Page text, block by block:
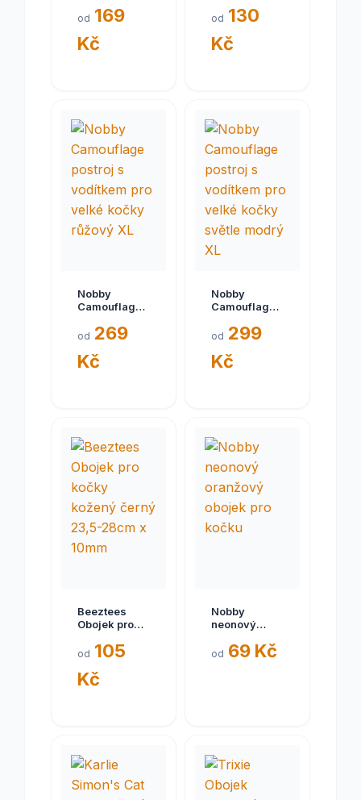
vodítko pro
od 169
Kč
Pink
od 130
Kč
Nobby
Camouflage
vodítkem pro
růžový XL
od 269
Kč
Nobby
Camouflage
vodítkem pro
světle modrý
XL
od 299
Kč
Beeztees
Obojek pro
černý 23,5-
od 105
Kč
Nobby
neonový
obojek pro
od 69 Kč